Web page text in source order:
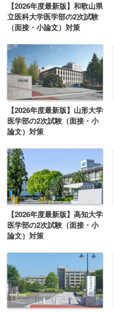
【2026年度最新版】和歌山県
立医科大学医学部の2次試験
（面接・小論文）対策
【2026年度最新版】山形大学
医学部の2次試験（面接・小
論文）対策
【2026年度最新版】高知大学
医学部の2次試験（面接・小
論文）対策